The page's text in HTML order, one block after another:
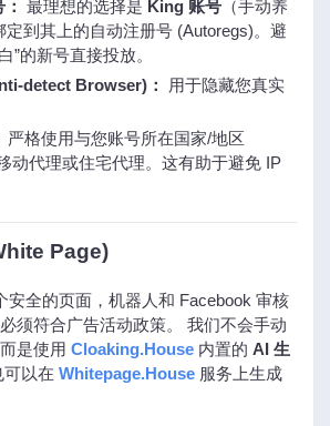
最理想的选择是 King 账号（手动养
定到其上的自动注册号 (Autoregs)。避
”的新号直接投放。
detect Browser)：
用于隐藏您真实
严格使用与您账号所在国家/地区
动代理或住宅代理。这有助于避免 IP
Page)
安全的页面，机器人和 Facebook 审核
须符合广告活动政策。 我们不会手动
是使用 Cloaking.House 内置的 AI 生
可以在 Whitepage.House 服务上生成